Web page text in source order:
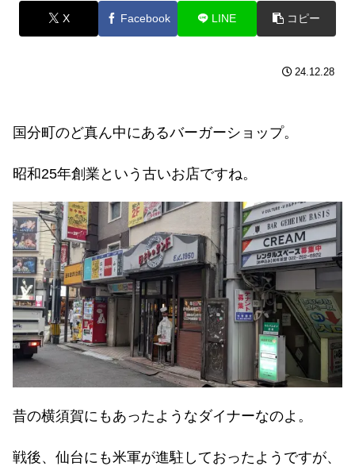
X Facebook LINE コピー
24.12.28
国分町のど真ん中にあるバーガーショップ。
昭和25年創業という古いお店ですね。
昔の横須賀にもあったようなダイナーなのよ。
戦後、仙台にも米軍が進駐しておったようですが、